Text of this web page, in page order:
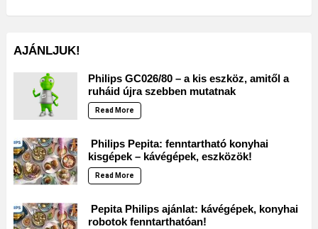
AJÁNLJUK!
Philips GC026/80 – a kis eszköz, amitől a
ruháid újra szebben mutatnak
Read More
Philips Pepita: fenntartható konyhai
kisgépek – kávégépek, eszközök!
Read More
Pepita Philips ajánlat: kávégépek, konyhai
robotok fenntarthatóan!